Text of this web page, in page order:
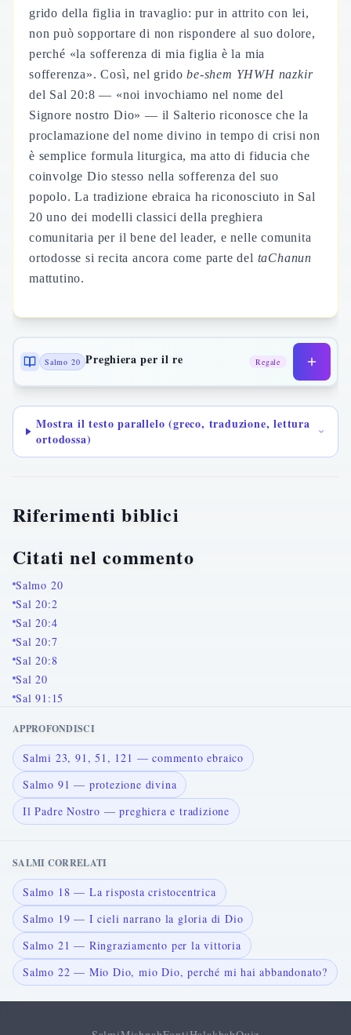
grido della figlia in travaglio: pur in attrito con lei,
non può sopportare di non rispondere al suo dolore,
perché «la sofferenza di mia figlia è la mia
sofferenza». Così, nel gridobe-shem YHWH nazkir
del Sal 20:8 — «noi invochiamo nel nome del
Signore nostro Dio» — il Salterio riconosce che la
proclamazione del nome divino in tempo di crisi non
è semplice formula liturgica, ma atto di fiducia che
coinvolge Dio stesso nella sofferenza del suo
popolo. La tradizione ebraica ha riconosciuto in Sal
20 uno dei modelli classici della preghiera
comunitaria per il bene del leader, e nelle comunita
ortodosse si recita ancora come parte del taChanun
mattutino.
Salmo 20 Preghiera per il re Regale
Mostra il testo parallelo (greco, traduzione, lettura
ortodossa)
Riferimenti biblici
Citati nel commento
Salmo 20
Sal 20:2
Sal 20:4
Sal 20:7
Sal 20:8
Sal 20
Sal 91:15
APPROFONDISCI
Salmi 23, 91, 51, 121 — commento ebraico
Salmo 91 — protezione divina
Il Padre Nostro — preghiera e tradizione
SALMI CORRELATI
Salmo 18 — La risposta cristocentrica
Salmo 19 — I cieli narrano la gloria di Dio
Salmo 21 — Ringraziamento per la vittoria
Salmo 22 — Mio Dio, mio Dio, perché mi hai abbandonato?